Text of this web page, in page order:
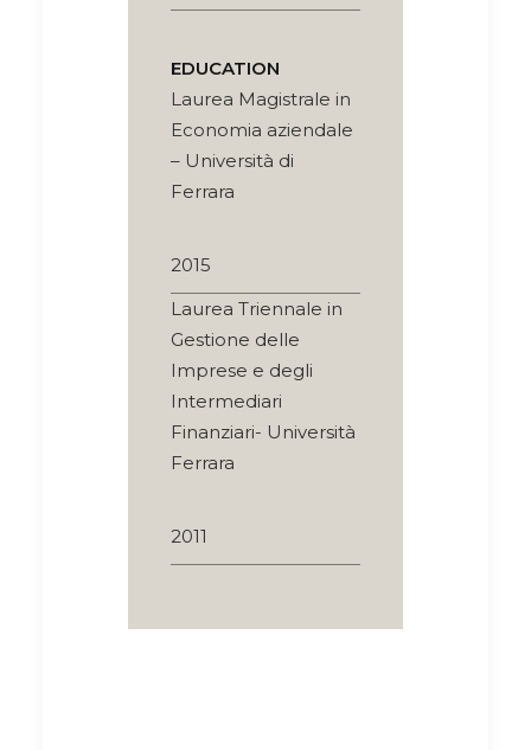
EDUCATION
Laurea Magistrale in
Economia aziendale
– Università di
Ferrara
2015
Laurea Triennale in
Gestione delle
Imprese e degli
Intermediari
Finanziari- Università
Ferrara
2011